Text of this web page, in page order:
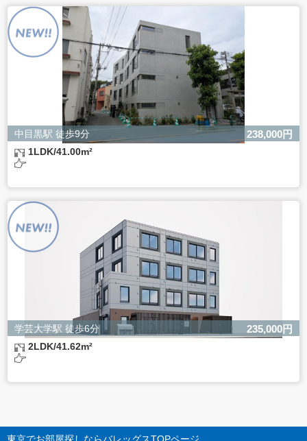
中目黒駅 徒歩9分 238,000円
1LDK/41.00m²
学芸大学駅 徒歩6分 235,000円
2LDK/41.62m²
東京でお部屋探しならバレッグスTOPページ